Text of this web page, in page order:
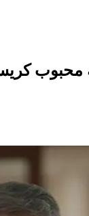
محبوب